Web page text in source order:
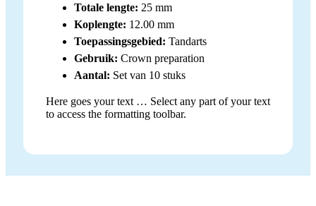
Totale lengte: 25 mm
Koplengte: 12.00 mm
Toepassingsgebied: Tandarts
Gebruik: Crown preparation
Aantal: Set van 10 stuks
Here goes your text … Select any part of your text
to access the formatting toolbar.